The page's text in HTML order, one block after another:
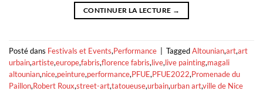
CONTINUER LA LECTURE →
Posté dans Festivals et Events,Performance TaggedAltounian,art,art
urbain,artiste,europe,fabris,florence fabris,live,live painting,magali
altounian,nice,peinture,performance,PFUE,PFUE2022,Promenade du
Paillon,Robert Roux,street-art,tatoueuse,urbain,urban art,ville de Nice